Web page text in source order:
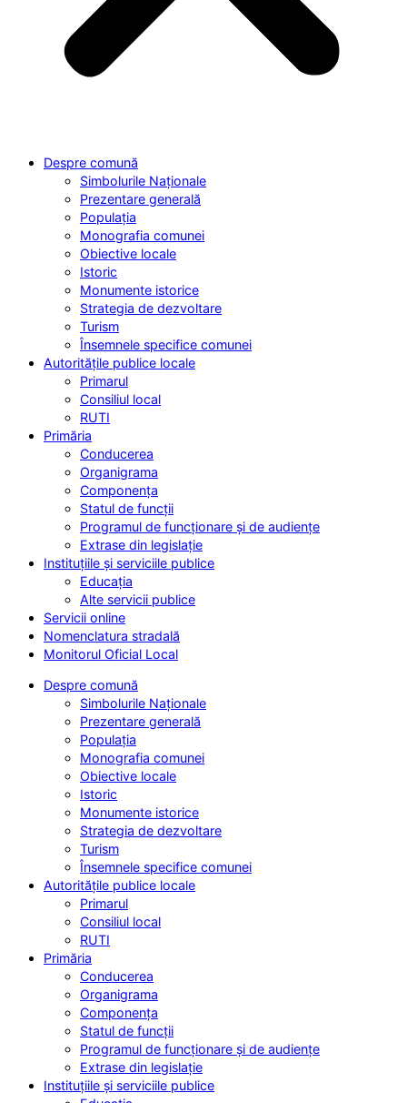
Despre comună
Simbolurile Naționale
Prezentare generală
Populația
Monografia comunei
Obiective locale
Istoric
Monumente istorice
Strategia de dezvoltare
Turism
Însemnele specifice comunei
Autoritățile publice locale
Primarul
Consiliul local
RUTI
Primăria
Conducerea
Organigrama
Componența
Statul de funcții
Programul de funcționare și de audiențe
Extrase din legislație
Instituțiile și serviciile publice
Educația
Alte servicii publice
Servicii online
Nomenclatura stradală
Monitorul Oficial Local
Despre comună
Simbolurile Naționale
Prezentare generală
Populația
Monografia comunei
Obiective locale
Istoric
Monumente istorice
Strategia de dezvoltare
Turism
Însemnele specifice comunei
Autoritățile publice locale
Primarul
Consiliul local
RUTI
Primăria
Conducerea
Organigrama
Componența
Statul de funcții
Programul de funcționare și de audiențe
Extrase din legislație
Instituțiile și serviciile publice